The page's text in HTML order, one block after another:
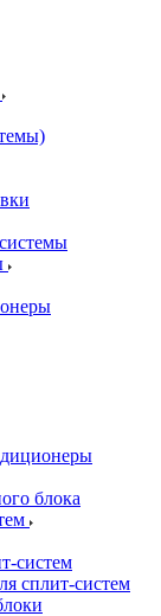
блока
систем
сплит-систем